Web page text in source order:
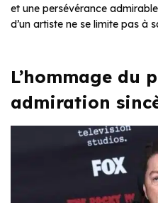
et une persévérance
d’un artiste ne se limite pas à
L’hommage du
admiration